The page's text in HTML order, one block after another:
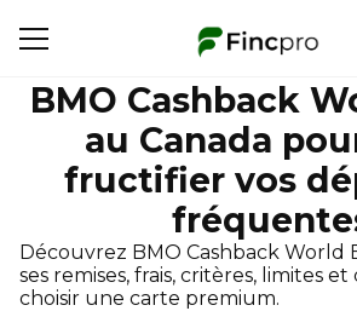
BMO Cashback
au Canada
fructifier vos
Découvrez BMO Cashback World
ses remises, frais, critères, limites
choisir une carte premium.